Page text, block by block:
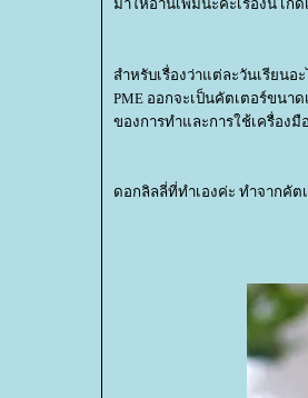
มาให้อ่านเพิ่มนะคะเรื่องนี้ เก
สำหรับเรื่องว่าแต่ละวันเรียน
PME ออกจะเป็นคัตเตอร์ขนา
ของการทำและการใช้เครื่อง
ดอกลิลลี่ที่ทำเองค่ะ ทำจากคั